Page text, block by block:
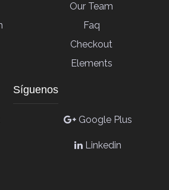
Our Team
Faq
Checkout
Elements
Síguenos
Google Plus
Linkedin